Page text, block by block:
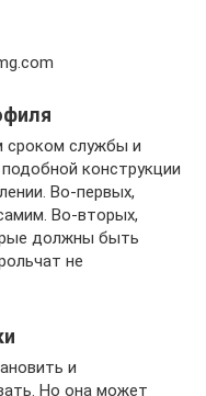
сроком службы и
конструкции
Во-первых,
Во-вторых,
должны быть
не
и
Но она может